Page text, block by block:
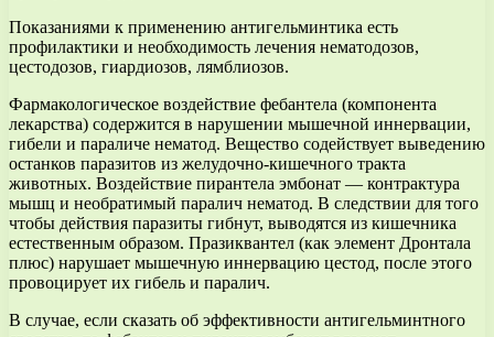
Показаниями к применению антигельминтика есть
профилактики и необходимость лечения нематодозов,
цестодозов, гиардиозов, лямблиозов.
Фармакологическое воздействие фебантела (компонента
лекарства) содержится в нарушении мышечной иннервации,
гибели и параличе нематод. Вещество содействует выведению
останков паразитов из желудочно-кишечного тракта
животных. Воздействие пирантела эмбонат — контрактура
мышц и необратимый паралич нематод. В следствии для того
чтобы действия паразиты гибнут, выводятся из кишечника
естественным образом. Празиквантел (как элемент Дронтала
плюс) нарушает мышечную иннервацию цестод, после этого
провоцирует их гибель и паралич.
В случае, если сказать об эффективности антигельминтного